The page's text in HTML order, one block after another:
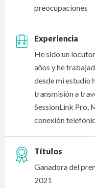
preocupaciones
Experiencia
He sido un
años y he
desde mi estudio
transmisión a
SessionLink Pro,
conexión
Títulos
Ganadora del
2021